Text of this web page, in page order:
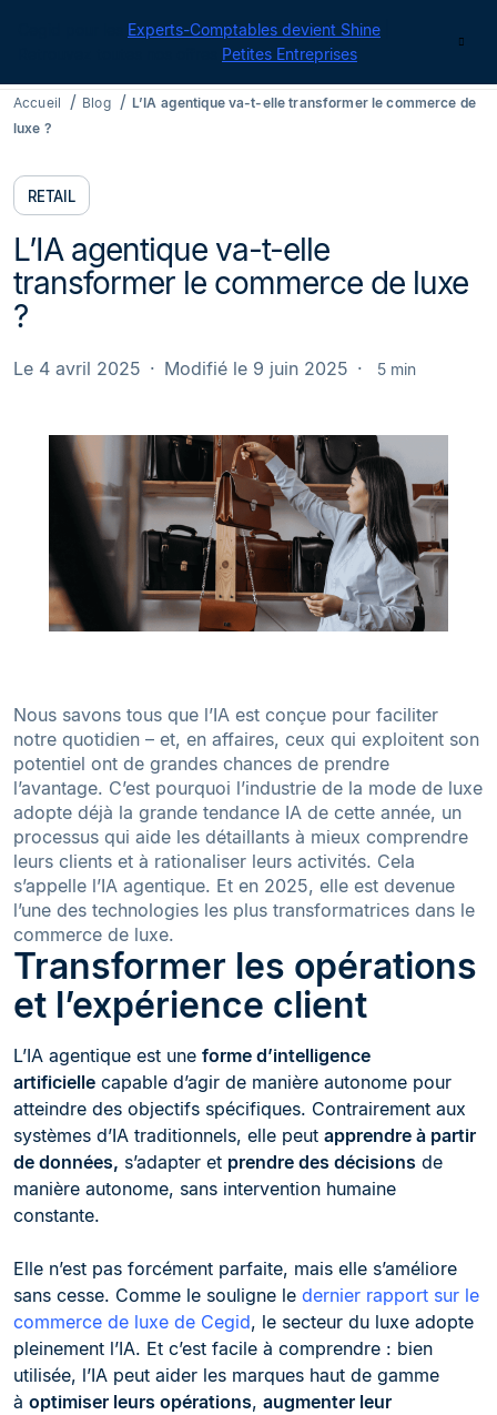
Experts-Comptables devient Shine
Petites Entreprises
Accueil Blog
L’IA agentique va-t-elle transformer le commerce de
luxe ?
RETAIL
L’IA agentique va-t-elle
transformer le commerce de luxe
?
Le 4 avril 2025 Modifié le 9 juin 2025 5 min
Nous savons tous que l’IA est conçue pour faciliter
notre quotidien – et, en affaires, ceux qui exploitent son
potentiel ont de grandes chances de prendre
l’avantage. C’est pourquoi l’industrie de la mode de luxe
adopte déjà la grande tendance IA de cette année, un
processus qui aide les détaillants à mieux comprendre
leurs clients et à rationaliser leurs activités. Cela
s’appelle l’IA agentique. Et en 2025, elle est devenue
l’une des technologies les plus transformatrices dans le
commerce de luxe.
Transformer les opérations
et l’expérience client
L’IA agentique est une forme d’intelligence
artificielle capable d’agir de manière autonome pour
atteindre des objectifs spécifiques. Contrairement aux
systèmes d’IA traditionnels, elle peut apprendre à partir
de données, s’adapter et prendre des décisions de
manière autonome, sans intervention humaine
constante.
Elle n’est pas forcément parfaite, mais elle s’améliore
sans cesse. Comme le souligne le dernier rapport sur le
commerce de luxe de Cegid, le secteur du luxe adopte
pleinement l’IA. Et c’est facile à comprendre : bien
utilisée, l’IA peut aider les marques haut de gamme
à optimiser leurs opérations, augmenter leur